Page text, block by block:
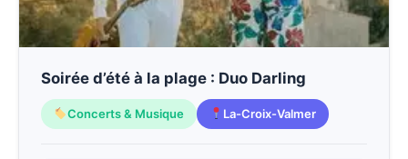
Soirée d’été à la plage : Duo Darling
Concerts & Musique La-Croix-Valmer